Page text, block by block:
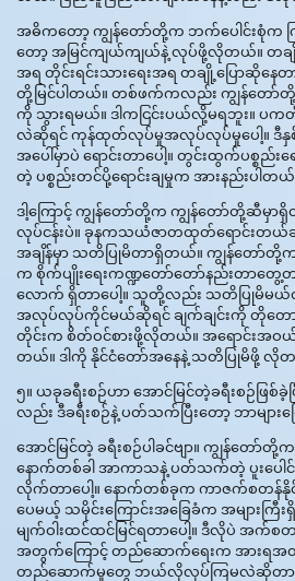
အဓိကတော့ ကျွန်တော်တို့က ဘက်ပေါင်းစုံက
တော့ အမြင်ကျယ်ကျယ်နဲ့ လုပ်ဖို့လိုတယ်။ တခ
အရ တိုင်းရင်းသားရေးအရ တချို့ပြောဆိုန
တို့မြင်ပါတယ်။ တစ်ဖက်ကလည်း ကျွန်တော်တို့
ကို သွားရမယ်။ ဒါကငြင်းပယ်လို့မရဘူး။ ပ
လဲဆိုရင် ကုန်ထုတ်လုပ်မှုအလုပ်လုပ်မှုပေါ့။ ဒီနှ
အပေါ်မှာပဲ ရောင်းတာပေါ့။ တွင်းထွက်ပစ္
တဲ့ ပစ္စည်းတင်ပို့ရောင်းချမှုက အားနည်းပါတ
ဒါ့ကြောင့် ကျွန်တော်တို့က ကျွန်တော်တို့ဆီမှ
လုပ်ငန်းပဲ။ ခုနကသယံဇာတထုတ်ရောင်းတ
အချိန်မှာ သတိပြုမိတာရှိတယ်။ ကျွန်တော်တို့က
က စိုက်ပျိုးရေးကဏ္ဍတော်တော်နည်းတာတွေ့တ
လောက် ရှိတာပေါ့။ သူတို့လည်း သတိပြုမိမယ်
အလုပ်လုပ်ကိုင်မယ်ဆိုရင် ချက်ချင်းကို တိုတေ
တိုင်းက စိတ်ဝင်စားဖို့လိုတယ်။ အရောင်းအ
တယ်။ ဒါကို နိုင်ငံတော်အနေနဲ့ သတိပြုမိဖို့ လိုတ
၅။ ယခုခရီးစဉ်ဟာ အောင်မြင်တဲ့ခရီးစဉ်ဖ
လည်း ဒီခရီးစဉ်နဲ့ ပတ်သက်ပြီးတော့ ဘာများပ
အောင်မြင်တဲ့ ခရီးစဉ်ပါခင်ဗျာ။ ကျွန်တ
နောက်တစ်ခါ အာကာသနဲ့ ပတ်သက်တဲ့ ပူးပေ
လိုက်တာပေါ့။ နောက်တစ်ခုက ကာဇက်စတန်နိုင်
ပေမယ့် သမိုင်းကြောင်းအခြေခံက အများ
မျက်ဝါးထင်ထင်မြင်ရတာပေါ့။ ဒီလိုပဲ အက်
အတွက်ကြောင့် တည်ဆောက်ရေးက အားရအတု
တည်ဆောက်မှုတွေ ဘယ်လိုလုပ်ကြမလဲဆိုတာလည်း